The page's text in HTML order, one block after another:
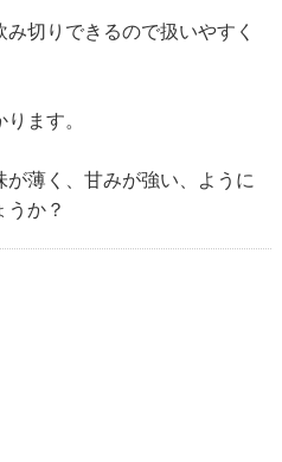
切りできるので扱いやすく
ます。
薄く、甘みが強い、ように
うか？